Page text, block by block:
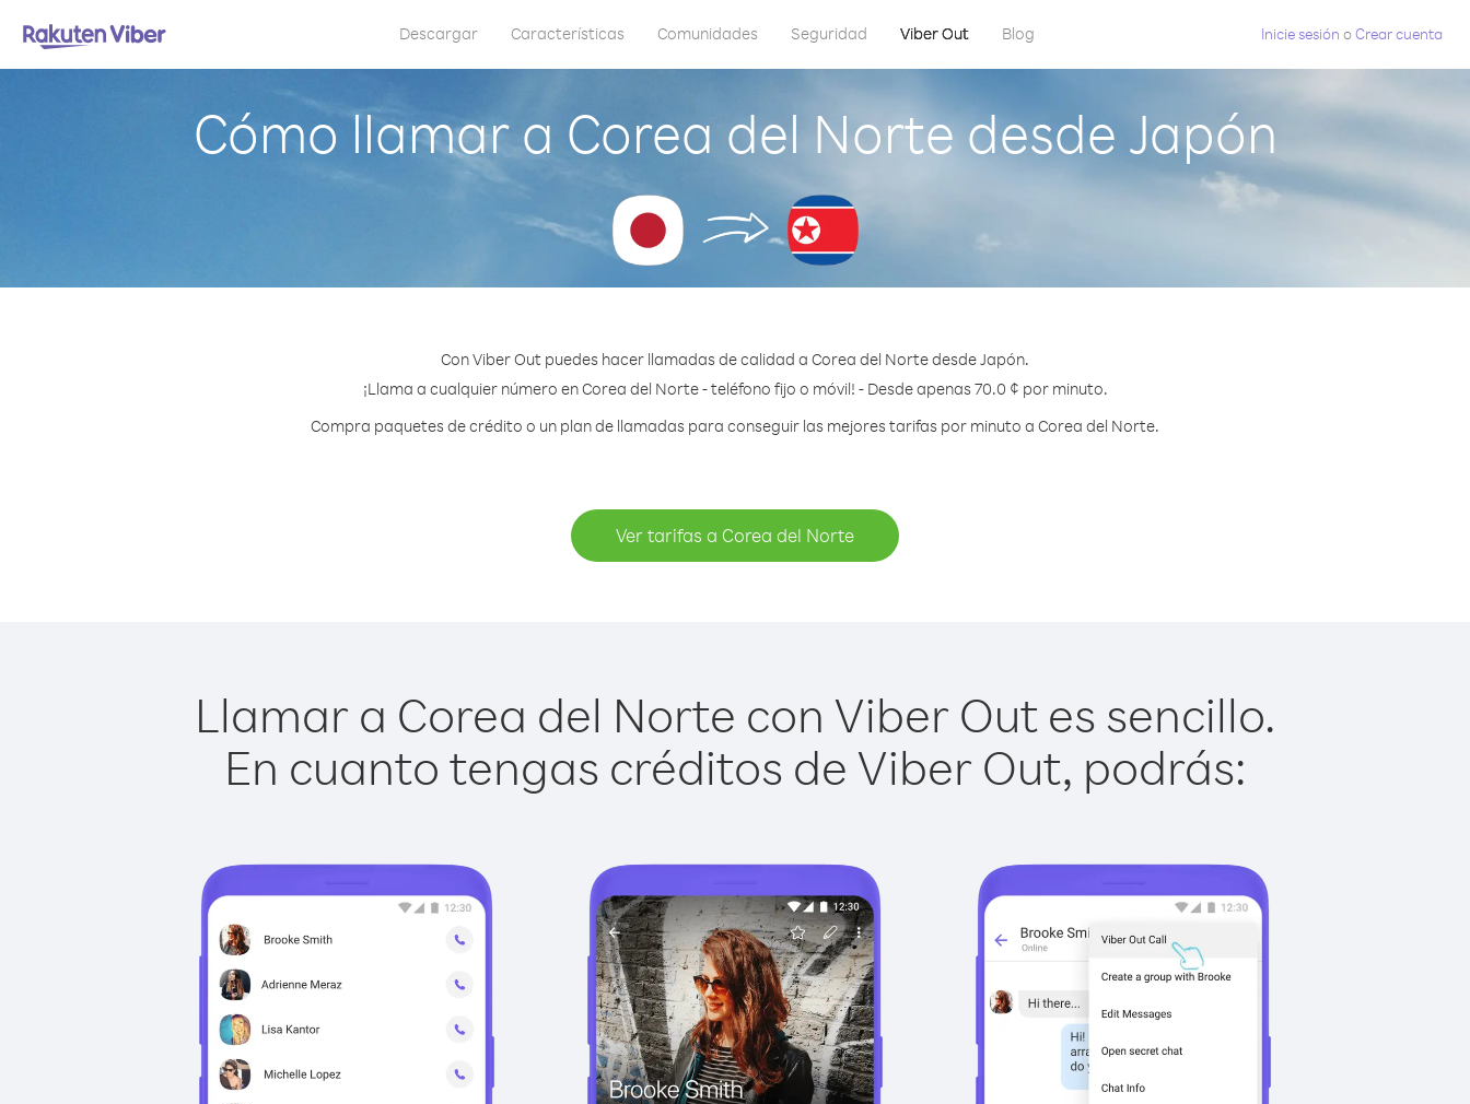
Descargar Características Comunidades Seguridad Viber Out Blog Inicie sesión oCrear cuenta
Cómo llamar a Corea del Norte desde Japón
Con Viber Out puedes hacer llamadas de calidad a Corea del Norte desde Japón.
¡Llama a cualquier número en Corea del Norte - teléfono fijo o móvil! - Desde apenas 70.0 ¢ por minuto.
Compra paquetes de crédito o un plan de llamadas para conseguir las mejores tarifas por minuto a Corea del Norte.
Ver tarifas a Corea del Norte
Llamar a Corea del Norte con Viber Out es sencillo.
En cuanto tengas créditos de Viber Out, podrás: